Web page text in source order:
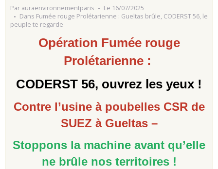
Par auraenvironnementparis
Le 16/07/2025
Dans Fumée rouge Prolétarienne : Gueltas brûle, CODERST 56, le
peuple te regarde
Opération Fumée rouge
Prolétarienne :
CODERST 56, ouvrez les yeux !
Contre l’usine à poubelles CSR de
SUEZ à Gueltas –
Stoppons la machine avant qu’elle
ne brûle nos territoires !